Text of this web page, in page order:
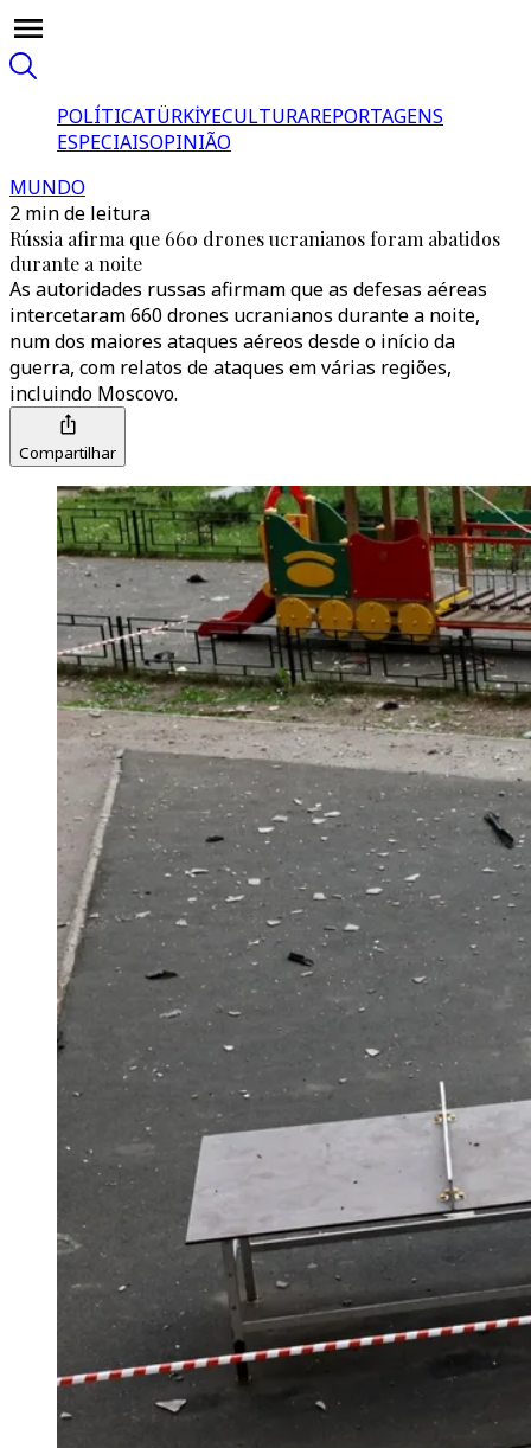
POLÍTICATÜRKİYECULTURAREPORTAGENS
ESPECIAISOPINIÃO
MUNDO
2 min de leitura
Rússia afirma que 660 drones ucranianos foram abatidos
durante a noite
As autoridades russas afirmam que as defesas aéreas
intercetaram 660 drones ucranianos durante a noite,
num dos maiores ataques aéreos desde o início da
guerra, com relatos de ataques em várias regiões,
incluindo Moscovo.
Compartilhar